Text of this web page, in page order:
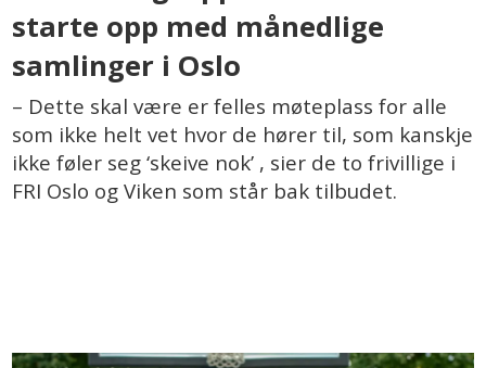
starte opp med månedlige
samlinger i Oslo
– Dette skal være er felles møteplass for alle
som ikke helt vet hvor de hører til, som kanskje
ikke føler seg ‘skeive nok’ , sier de to frivillige i
FRI Oslo og Viken som står bak tilbudet.